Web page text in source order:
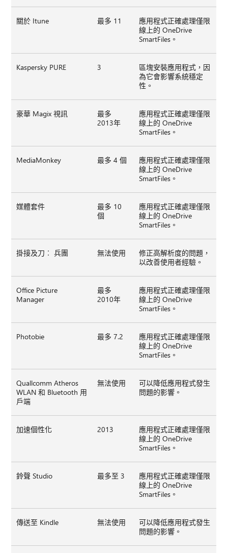
關於 Itune 最多 11
應用程式正確處理僅限
線上的 OneDrive
SmartFiles。
Kaspersky PURE 3
區塊安裝應用程式，因
為它會影響系統穩定
性。
豪華 Magix 視訊
最多
2013年
應用程式正確處理僅限
線上的 OneDrive
SmartFiles。
MediaMonkey 最多 4 個
應用程式正確處理僅限
線上的 OneDrive
SmartFiles。
媒體套件
最多 10
個
應用程式正確處理僅限
線上的 OneDrive
SmartFiles。
掛接及刀︰ 兵團 無法使用
修正高解析度的問題，
以改善使用者經驗。
Office Picture
Manager
最多
2010年
應用程式正確處理僅限
線上的 OneDrive
SmartFiles。
Photobie 最多 7.2
應用程式正確處理僅限
線上的 OneDrive
SmartFiles。
Quallcomm Atheros
WLAN 和 Bluetooth 用
戶端
無法使用
可以降低應用程式發生
問題的影響。
加速個性化 2013
應用程式正確處理僅限
線上的 OneDrive
SmartFiles。
鈴聲 Studio 最多至 3
應用程式正確處理僅限
線上的 OneDrive
SmartFiles。
傳送至 Kindle 無法使用
可以降低應用程式發生
問題的影響。